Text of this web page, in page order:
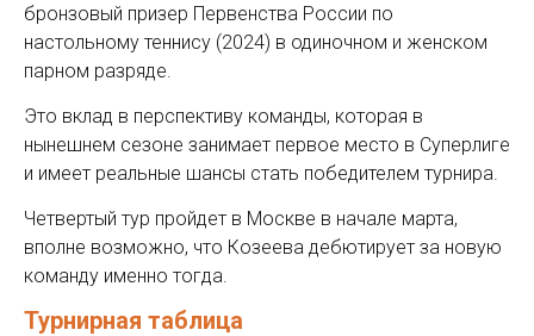
бронзовый призер Первенства России по
настольному теннису (2024) в одиночном и женском
парном разряде.
Это вклад в перспективу команды, которая в
нынешнем сезоне занимает первое место в Суперлиге
и имеет реальные шансы стать победителем турнира.
Четвертый тур пройдет в Москве в начале марта,
вполне возможно, что Козеева дебютирует за новую
команду именно тогда.
Турнирная таблица